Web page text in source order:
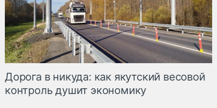
Дорога в никуда: как якутский весовой
контроль душит экономику